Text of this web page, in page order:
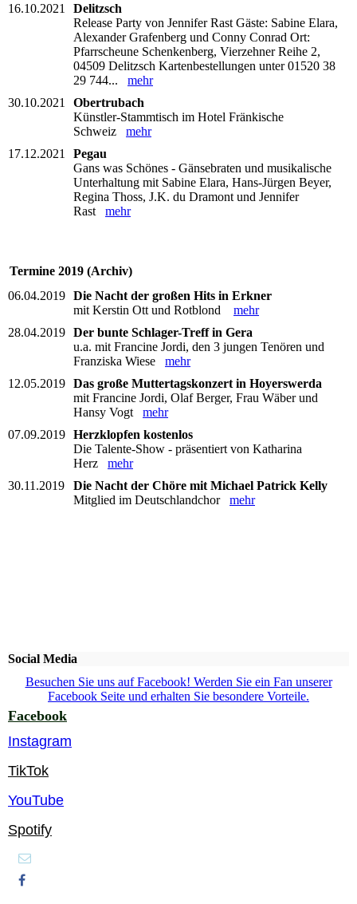
16.10.2021
Delitzsch
Release Party von Jennifer Rast Gäste: Sabine Elara,
Alexander Grafenberg und Conny Conrad Ort:
Pfarrscheune Schenkenberg, Vierzehner Reihe 2,
04509 Delitzsch Kartenbestellungen unter 01520 38
29 744... mehr
30.10.2021
Obertrubach
Künstler-Stammtisch im Hotel Fränkische
Schweiz mehr
17.12.2021
Pegau
Gans was Schönes - Gänsebraten und musikalische
Unterhaltung mit Sabine Elara, Hans-Jürgen Beyer,
Regina Thoss, J.K. du Dramont und Jennifer
Rast mehr
Termine 2019 (Archiv)
06.04.2019 Die Nacht der großen Hits in Erkner
mit Kerstin Ott und Rotblond mehr
28.04.2019 Der bunte Schlager-Treff in Gera
u.a. mit Francine Jordi, den 3 jungen Tenören und
Franziska Wiese mehr
12.05.2019 Das große Muttertagskonzert in Hoyerswerda
mit Francine Jordi, Olaf Berger, Frau Wäber und
Hansy Vogt mehr
07.09.2019 Herzklopfen kostenlos
Die Talente-Show - präsentiert von Katharina
Herz mehr
30.11.2019
Die Nacht der Chöre mit Michael Patrick Kelly
Mitglied im Deutschlandchor mehr
Social Media
Besuchen Sie uns auf Facebook! Werden Sie ein Fan unserer
Facebook Seite und erhalten Sie besondere Vorteile.
Facebook
Instagram
TikTok
YouTube
Spotify